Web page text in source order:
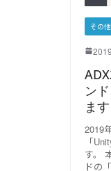
その他
ン
ます
2019
「
す。
ドの